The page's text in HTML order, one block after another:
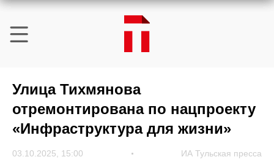
Улица Тихмянова
отремонтирована по нацпроекту
«Инфраструктура для жизни»
03.10.2025, 15:00 ИА Тульская пресса